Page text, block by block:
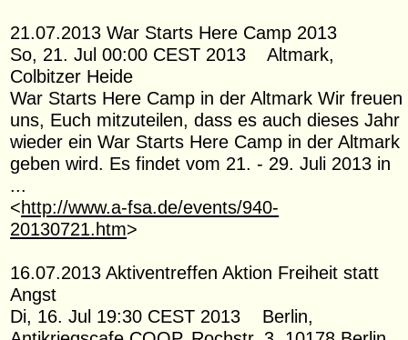
21.07.2013 War Starts Here Camp 2013
So, 21. Jul 00:00 CEST 2013 Altmark,
Colbitzer Heide
War Starts Here Camp in der Altmark Wir freuen
uns, Euch mitzuteilen, dass es auch dieses Jahr
wieder ein War Starts Here Camp in der Altmark
geben wird. Es findet vom 21. - 29. Juli 2013 in
...
<http://www.a-fsa.de/events/940-
20130721.htm>
16.07.2013 Aktiventreffen Aktion Freiheit statt
Angst
Di, 16. Jul 19:30 CEST 2013 Berlin,